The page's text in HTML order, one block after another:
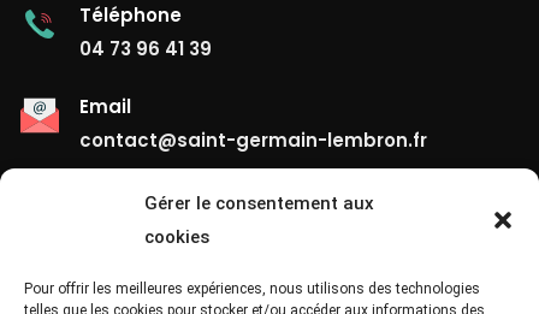
Gérer le consentement aux
cookies
Pour offrir les meilleures expériences, nous utilisons des technologies
telles que les cookies pour stocker et/ou accéder aux informations des
Téléphone
04 73 96 41 39
Email
contact@saint-germain-lembron.fr
Liens Utiles
Contact